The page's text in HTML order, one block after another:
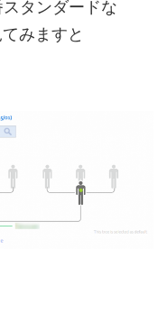
タンダードな
みますと